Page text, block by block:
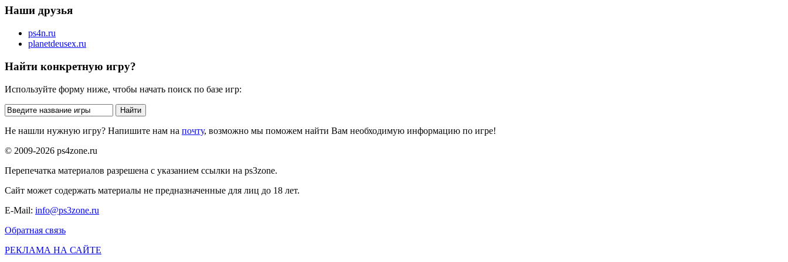
Наши друзья
ps4n.ru
planetdeusex.ru
Найти конкретную игру?
Используйте форму ниже, чтобы начать поиск по базе игр:
Не нашли нужную игру? Напишите нам на почту, возможно мы поможем найти Вам необходимую информацию по игре!
© 2009-2026 ps4zone.ru
Перепечатка материалов разрешена с указанием ссылки на ps3zone.
Сайт может содержать материалы не предназначенные для лиц до 18 лет.
E-Mail: info@ps3zone.ru
Обратная связь
РЕКЛАМА НА САЙТЕ